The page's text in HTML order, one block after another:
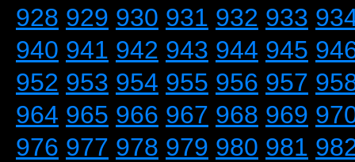
928 929 930 931 932 933
940 941 942 943 944 945
952 953 954 955 956 957
964 965 966 967 968 969
976 977 978 979 980 981